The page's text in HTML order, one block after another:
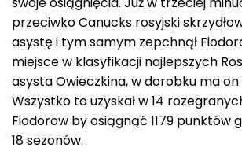
przeciwko Canucks rosyjski
asystę i tym samym zepchnął
miejsce w klasyfikacji najlepszych
asysta Owieczkina, w dorobku ma
Wszystko to uzyskał w 14
Fiodorow by osiągnąć 1179 punktów
18 sezonów.